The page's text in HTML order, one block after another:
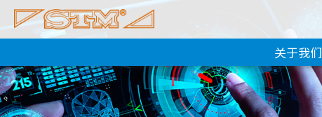
关于我们